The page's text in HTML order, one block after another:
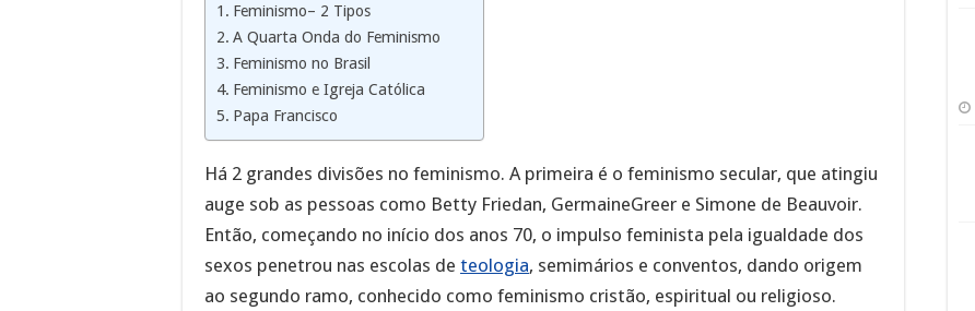
Feminismo– 2 Tipos
A Quarta Onda do Feminismo
Feminismo no Brasil
Feminismo e Igreja Católica
Papa Francisco
Há 2 grandes divisões no feminismo. A primeira é o feminismo secular, que atingiu
auge sob as pessoas como Betty Friedan, GermaineGreer e Simone de Beauvoir.
Então, começando no início dos anos 70, o impulso feminista pela igualdade dos
sexos penetrou nas escolas de teologia, semimários e conventos, dando origem
ao segundo ramo, conhecido como feminismo cristão, espiritual ou religioso.